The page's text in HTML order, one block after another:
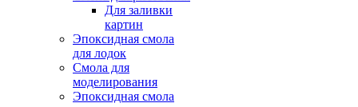
Для заливки
картин
Эпоксидная смола
для лодок
Смола для
моделирования
Эпоксидная смола